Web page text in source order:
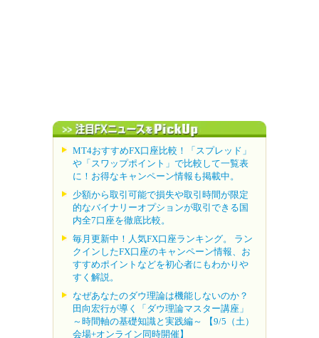
MT4おすすめFX口座比較！「スプレッド」
や「スワップポイント」で比較して一覧表
に！お得なキャンペーン情報も掲載中。
少額から取引可能で損失や取引時間が限定
的なバイナリーオプションが取引できる国
内全7口座を徹底比較。
毎月更新中！人気FX口座ランキング。 ラン
クインしたFX口座のキャンペーン情報、お
すすめポイントなどを初心者にもわかりや
すく解説。
なぜあなたのダウ理論は機能しないのか？
田向宏行が導く「ダウ理論マスター講座」
～時間軸の基礎知識と実践編～ 【9/5（土）
会場+オンライン同時開催】